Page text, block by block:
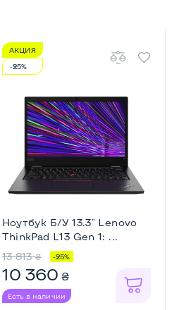
АКЦИЯ
-25%
Ноутбук Б/У 13.3" Lenovo
ThinkPad L13 Gen 1: ...
13 813 ₴ -25%
10 360 ₴
Есть в наличии